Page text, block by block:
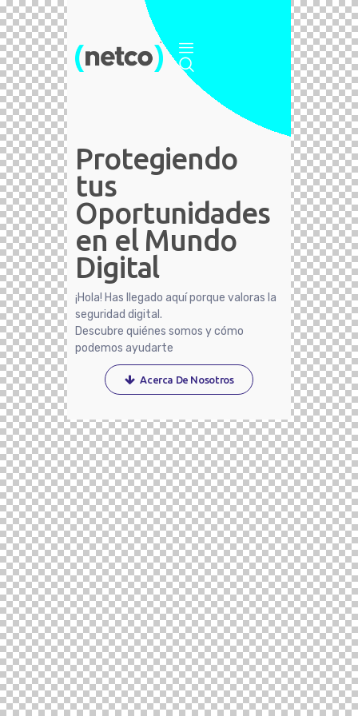
Protegiendo
tus
Oportunidades
en el Mundo
Digital
¡Hola! Has llegado aquí porque valoras la
seguridad digital.
Descubre quiénes somos y cómo
podemos ayudarte
Acerca De Nosotros